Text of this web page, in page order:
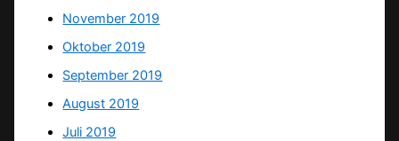
November 2019
Oktober 2019
September 2019
August 2019
Juli 2019